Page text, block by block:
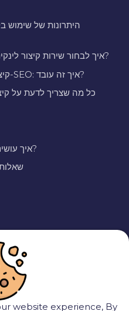
היתרונות של שימוש
איך לבחור שירות קיצור לינקים שמתאים לצרכים שלכם?
קיצור לינקים ואופטימיזציה ל-SEO: איך זה עובד?
כל מה שצריך לדעת על
איך עושים קישור מקוצר לוואטסאפ?
יצירת סרטון סלפי
website experience, By